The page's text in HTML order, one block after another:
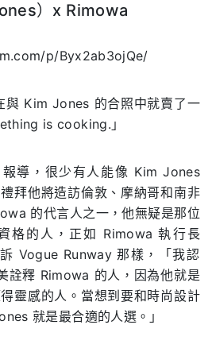
） x Rimowa
p/Byx2ab3ojQe/
與 Kim Jones 的合照中就賣了一
is cooking. 」
報導，很少有人能像 Kim Jones
拜他將造訪倫敦、摩納哥和南非
的代言人之一，他無疑是那位
格的人，正如 Rimowa執行長
Vogue Runway那樣，「我認
詮釋 Rimowa 的人，因為他就是
靈感的人。當想到要和時尚設計
就是最合適的人選。」